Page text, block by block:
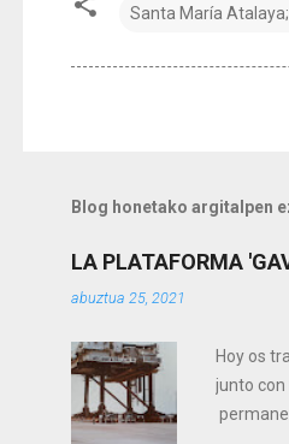
Santa María
Blog honetako argitalpen
LA PLATAFORMA
abuztua 25, 2021
Hoy os
junto con